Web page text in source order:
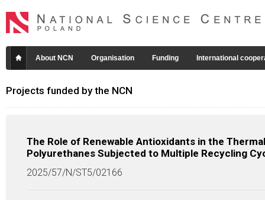
About NCN Organisation Funding International
Projects funded by the NCN
The Role of Renewable Antioxidants in the
Polyurethanes Subjected to Multiple Recycling
2025/57/N/ST5/02166